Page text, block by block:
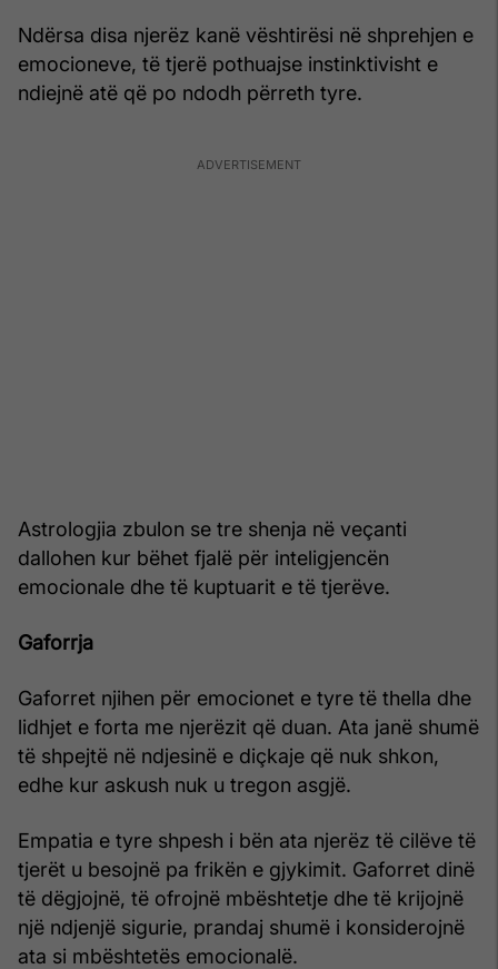
Ndërsa disa njerëz kanë vështirësi në shprehjen e
emocioneve, të tjerë pothuajse instinktivisht e
ndiejnë atë që po ndodh përreth tyre.
Astrologjia zbulon se tre shenja në veçanti
dallohen kur bëhet fjalë për inteligjencën
emocionale dhe të kuptuarit e të tjerëve.
Gaforrja
Gaforret njihen për emocionet e tyre të thella dhe
lidhjet e forta me njerëzit që duan. Ata janë shumë
të shpejtë në ndjesinë e diçkaje që nuk shkon,
edhe kur askush nuk u tregon asgjë.
Empatia e tyre shpesh i bën ata njerëz të cilëve të
tjerët u besojnë pa frikën e gjykimit. Gaforret dinë
të dëgjojnë, të ofrojnë mbështetje dhe të krijojnë
një ndjenjë sigurie, prandaj shumë i konsiderojnë
ata si mbështetës emocionalë.